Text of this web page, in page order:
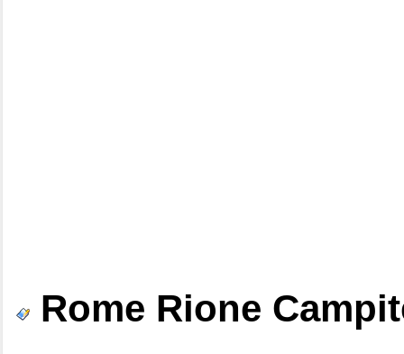
Rome Rione